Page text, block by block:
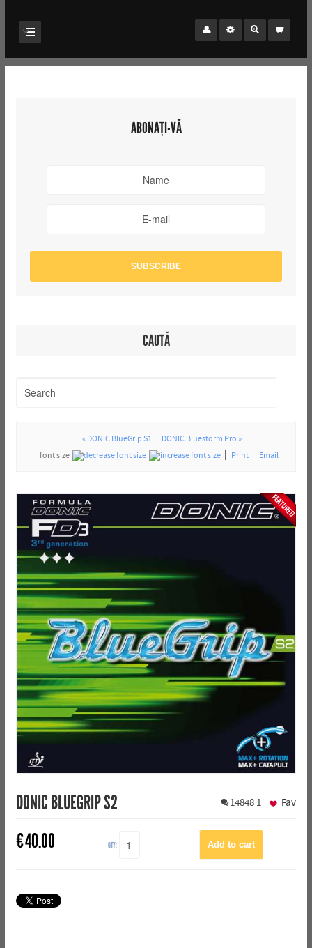
ABONAȚI-VĂ
CAUTĂ
« DONIC BlueGrip S1
DONIC Bluestorm Pro »
font size
Print Email
DONIC BLUEGRIP S2 14848 1
€40.00 QTY:
Fav